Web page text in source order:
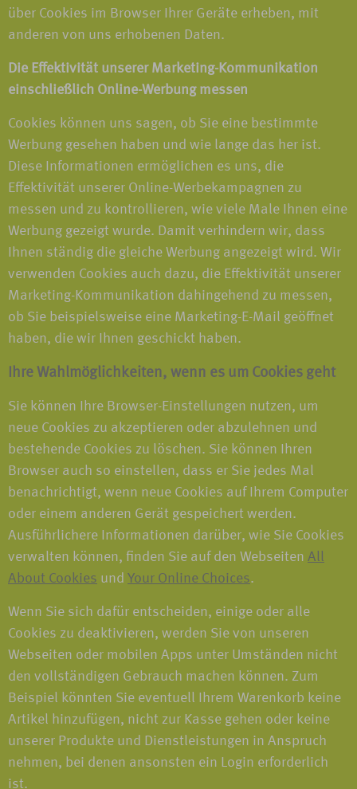
über Cookies im Browser Ihrer Geräte erheben, mit
anderen von uns erhobenen Daten.
Die Effektivität unserer Marketing-Kommunikation
einschließlich Online-Werbung messen
Cookies können uns sagen, ob Sie eine bestimmte
Werbung gesehen haben und wie lange das her ist.
Diese Informationen ermöglichen es uns, die
Effektivität unserer Online-Werbekampagnen zu
messen und zu kontrollieren, wie viele Male Ihnen eine
Werbung gezeigt wurde. Damit verhindern wir, dass
Ihnen ständig die gleiche Werbung angezeigt wird. Wir
verwenden Cookies auch dazu, die Effektivität unserer
Marketing-Kommunikation dahingehend zu messen,
ob Sie beispielsweise eine Marketing-E-Mail geöffnet
haben, die wir Ihnen geschickt haben.
Ihre Wahlmöglichkeiten, wenn es um Cookies geht
Sie können Ihre Browser-Einstellungen nutzen, um
neue Cookies zu akzeptieren oder abzulehnen und
bestehende Cookies zu löschen. Sie können Ihren
Browser auch so einstellen, dass er Sie jedes Mal
benachrichtigt, wenn neue Cookies auf Ihrem Computer
oder einem anderen Gerät gespeichert werden.
Ausführlichere Informationen darüber, wie Sie Cookies
verwalten können, finden Sie auf den Webseiten All
About Cookies und Your Online Choices.
Wenn Sie sich dafür entscheiden, einige oder alle
Cookies zu deaktivieren, werden Sie von unseren
Webseiten oder mobilen Apps unter Umständen nicht
den vollständigen Gebrauch machen können. Zum
Beispiel könnten Sie eventuell Ihrem Warenkorb keine
Artikel hinzufügen, nicht zur Kasse gehen oder keine
unserer Produkte und Dienstleistungen in Anspruch
nehmen, bei denen ansonsten ein Login erforderlich
ist.